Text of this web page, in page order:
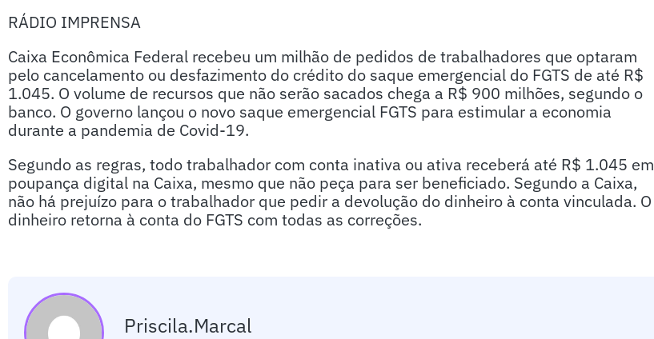
RÁDIO IMPRENSA
Caixa Econômica Federal recebeu um milhão de pedidos de trabalhadores que optaram
pelo cancelamento ou desfazimento do crédito do saque emergencial do FGTS de até R$
1.045. O volume de recursos que não serão sacados chega a R$ 900 milhões, segundo o
banco. O governo lançou o novo saque emergencial FGTS para estimular a economia
durante a pandemia de Covid-19.
Segundo as regras, todo trabalhador com conta inativa ou ativa receberá até R$ 1.045 em
poupança digital na Caixa, mesmo que não peça para ser beneficiado. Segundo a Caixa,
não há prejuízo para o trabalhador que pedir a devolução do dinheiro à conta vinculada. O
dinheiro retorna à conta do FGTS com todas as correções.
Priscila.marcal